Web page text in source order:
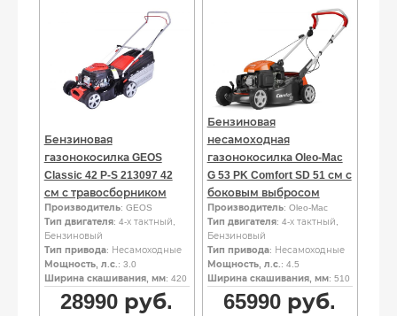
Бензиновая
газонокосилка GEOS
Classic 42 P-S 213097 42
см с травосборником
Производитель: GEOS
Тип двигателя: 4-х тактный,
Бензиновый
Тип привода: Несамоходные
Мощность, л.с. : 3.0
Ширина скашивания, мм: 420
28990 руб.
Бензиновая
несамоходная
газонокосилка Oleo-Mac
G 53 PK Comfort SD 51 см с
боковым выбросом
Производитель: Oleo-Mac
Тип двигателя: 4-х тактный,
Бензиновый
Тип привода: Несамоходные
Мощность, л.с. : 4.5
Ширина скашивания, мм: 510
65990 руб.